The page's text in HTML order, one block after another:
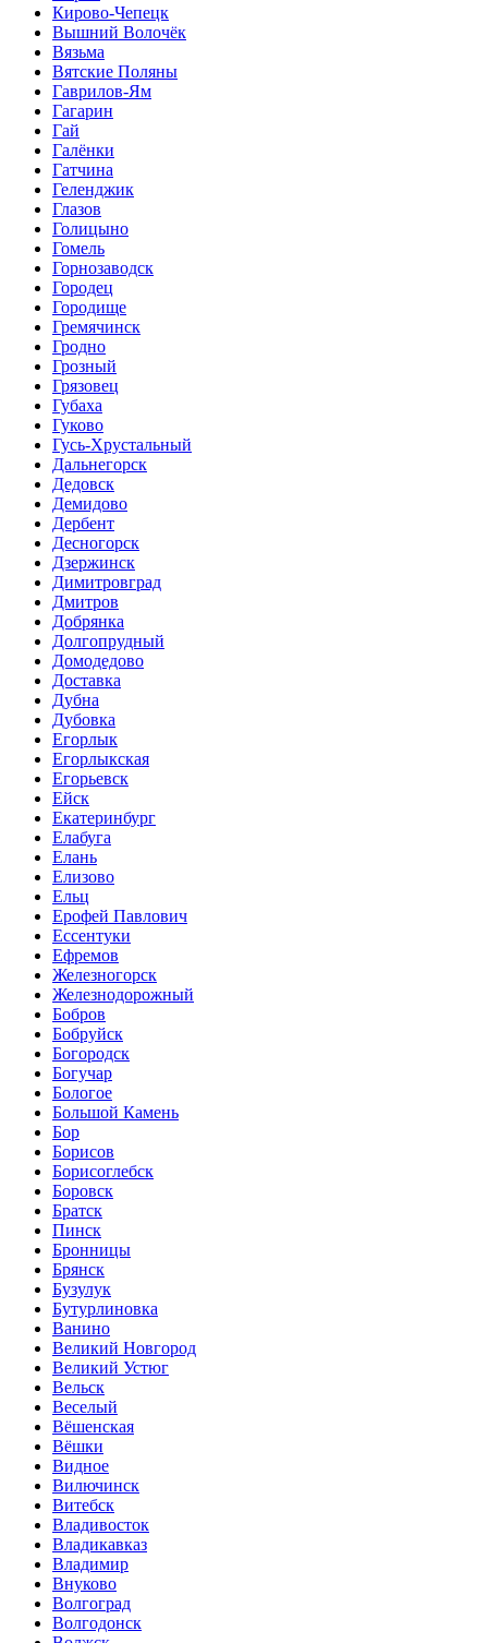
Кирово-Чепецк
Вышний Волочёк
Вязьма
Вятские Поляны
Гаврилов-Ям
Гагарин
Гай
Галёнки
Гатчина
Геленджик
Глазов
Голицыно
Гомель
Горнозаводск
Городец
Городище
Гремячинск
Гродно
Грозный
Грязовец
Губаха
Гуково
Гусь-Хрустальный
Дальнегорск
Дедовск
Демидово
Дербент
Десногорск
Дзержинск
Димитровград
Дмитров
Добрянка
Долгопрудный
Домодедово
Доставка
Дубна
Дубовка
Егорлык
Егорлыкская
Егорьевск
Ейск
Екатеринбург
Елабуга
Елань
Елизово
Ельц
Ерофей Павлович
Ессентуки
Ефремов
Железногорск
Железнодорожный
Бобров
Бобруйск
Богородск
Богучар
Бологое
Большой Камень
Бор
Борисов
Борисоглебск
Боровск
Братск
Пинск
Бронницы
Брянск
Бузулук
Бутурлиновка
Ванино
Великий Новгород
Великий Устюг
Вельск
Веселый
Вёшенская
Вёшки
Видное
Вилючинск
Витебск
Владивосток
Владикавказ
Владимир
Внуково
Волгоград
Волгодонск